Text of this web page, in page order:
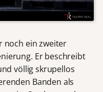
noch ein zweiter
Er beschreibt
völlig skrupellos
Banden als